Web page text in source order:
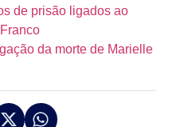
de prisão ligados ao
da morte de Marielle